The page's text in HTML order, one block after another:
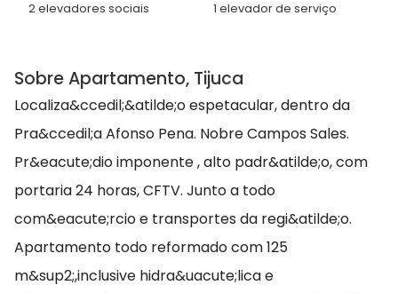
2 elevadores sociais 1 elevador de serviço
Sobre Apartamento, Tijuca
Localiza&ccedil;&atilde;o espetacular, dentro da
Pra&ccedil;a Afonso Pena. Nobre Campos Sales.
Pr&eacute;dio imponente , alto padr&atilde;o, com
portaria 24 horas, CFTV. Junto a todo
com&eacute;rcio e transportes da regi&atilde;o.
Apartamento todo reformado com 125
m&sup2;,inclusive hidra&uacute;lica e